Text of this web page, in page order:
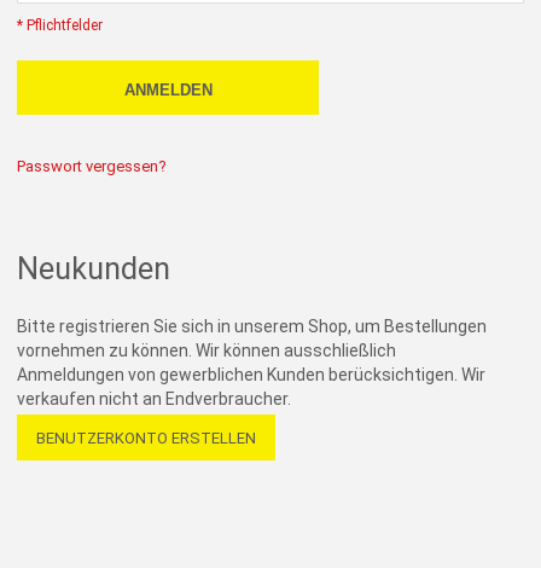
* Pflichtfelder
ANMELDEN
Passwort vergessen?
Neukunden
Bitte registrieren Sie sich in unserem Shop, um Bestellungen
vornehmen zu können. Wir können ausschließlich
Anmeldungen von gewerblichen Kunden berücksichtigen. Wir
verkaufen nicht an Endverbraucher.
BENUTZERKONTO ERSTELLEN